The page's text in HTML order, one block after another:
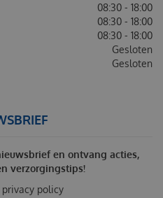
08:30 - 18:00
08:30 - 18:00
08:30 - 18:00
Gesloten
Gesloten
en ontvang acties,
verzorgingstips!
privacy policy